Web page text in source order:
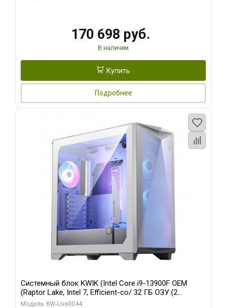
170 698 руб.
В наличии
Купить
Подробнее
Системный блок KWIK (Intel Core i9-13900F OEM
(Raptor Lake, Intel 7, Efficient-co/ 32 ГБ ОЗУ (2
модуля)/ Gigabyte RTX5070Ti AERO OC 16GB GDDR7
Модель: KW-Live0044